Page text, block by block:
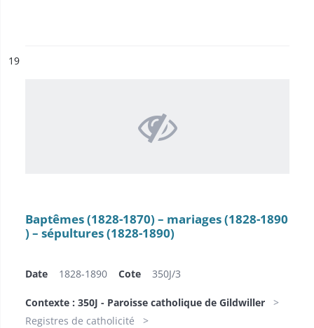
n°
19
Baptêmes (1828-1870) – mariages (1828-1890
) – sépultures (1828-1890)
Date 1828-1890 Cote 350J/3
Contexte : 350J - Paroisse catholique de Gildwiller
Registres de catholicité